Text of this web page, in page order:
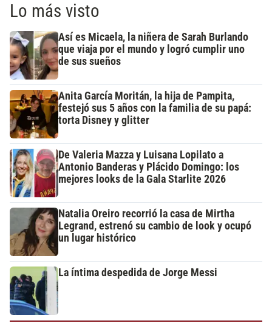
Lo más visto
Así es Micaela, la niñera de Sarah Burlando
que viaja por el mundo y logró cumplir uno
de sus sueños
Anita García Moritán, la hija de Pampita,
festejó sus 5 años con la familia de su papá:
torta Disney y glitter
De Valeria Mazza y Luisana Lopilato a
Antonio Banderas y Plácido Domingo: los
mejores looks de la Gala Starlite 2026
Natalia Oreiro recorrió la casa de Mirtha
Legrand, estrenó su cambio de look y ocupó
un lugar histórico
La íntima despedida de Jorge Messi